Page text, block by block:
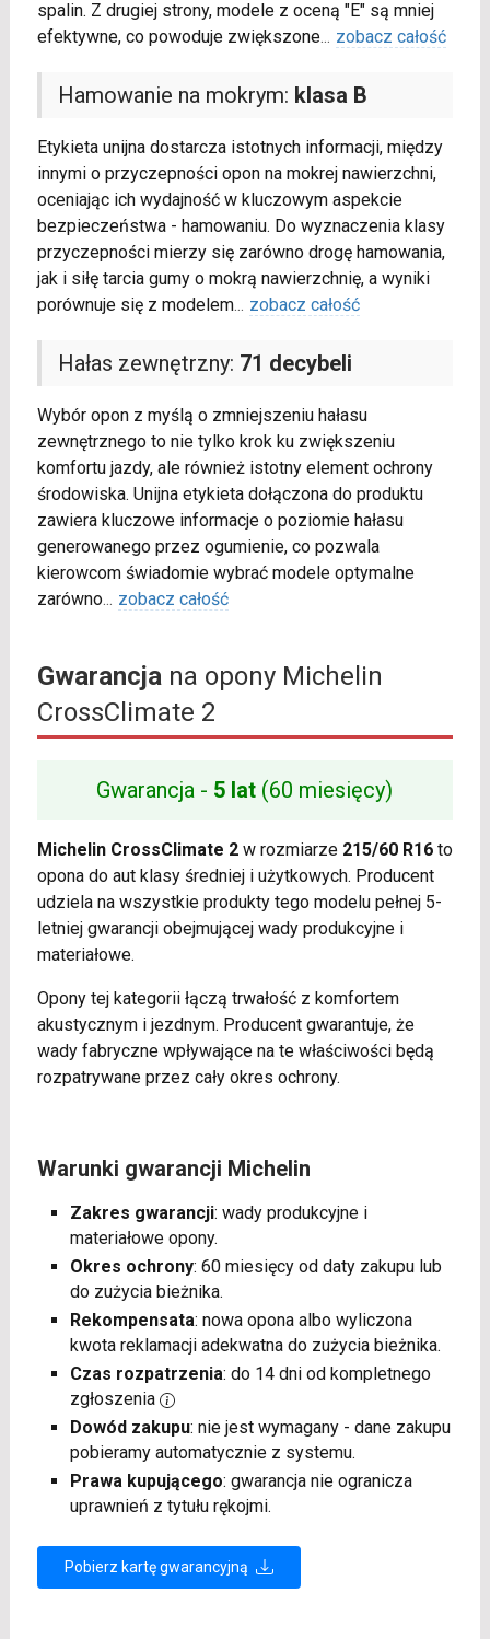
spalin. Z drugiej strony, modele z oceną "E" są mniej
efektywne, co powoduje zwiększone... zobacz całość
Hamowanie na mokrym: klasa B
Etykieta unijna dostarcza istotnych informacji, między
innymi o przyczepności opon na mokrej nawierzchni,
oceniając ich wydajność w kluczowym aspekcie
bezpieczeństwa - hamowaniu. Do wyznaczenia klasy
przyczepności mierzy się zarówno drogę hamowania,
jak i siłę tarcia gumy o mokrą nawierzchnię, a wyniki
porównuje się z modelem... zobacz całość
Hałas zewnętrzny: 71 decybeli
Wybór opon z myślą o zmniejszeniu hałasu
zewnętrznego to nie tylko krok ku zwiększeniu
komfortu jazdy, ale również istotny element ochrony
środowiska. Unijna etykieta dołączona do produktu
zawiera kluczowe informacje o poziomie hałasu
generowanego przez ogumienie, co pozwala
kierowcom świadomie wybrać modele optymalne
zarówno... zobacz całość
Gwarancjana opony Michelin
CrossClimate 2
Gwarancja - 5 lat (60 miesięcy)
Michelin CrossClimate 2w rozmiarze 215/60 R16to
opona do aut klasy średniej i użytkowych. Producent
udziela na wszystkie produkty tego modelu pełnej 5-
letniej gwarancji obejmującej wady produkcyjne i
materiałowe.
Opony tej kategorii łączą trwałość z komfortem
akustycznym i jezdnym. Producent gwarantuje, że
wady fabryczne wpływające na te właściwości będą
rozpatrywane przez cały okres ochrony.
Warunki gwarancji Michelin
Zakres gwarancji: wady produkcyjne i
materiałowe opony.
Okres ochrony: 60 miesięcy od daty zakupu lub
do zużycia bieżnika.
Rekompensata: nowa opona albo wyliczona
kwota reklamacji adekwatna do zużycia bieżnika.
Czas rozpatrzenia: do 14 dni od kompletnego
zgłoszenia
Dowód zakupu: nie jest wymagany - dane zakupu
pobieramy automatycznie z systemu.
Prawa kupującego: gwarancja nie ogranicza
uprawnień z tytułu rękojmi.
Pobierz kartę gwarancyjną